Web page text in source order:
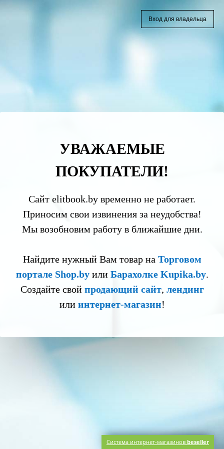
УВАЖАЕМЫЕ
ПОКУПАТЕЛИ!
Сайт elitbook.by временно не работает.
Приносим свои извинения за неудобства!
Мы возобновим работу в ближайшие дни.
Найдите нужный Вам товар на Торговом
портале Shop.byили Барахолке Kupika.by.
Создайте свой продающий сайт, лендинг
или интернет-магазин!
Вход для владельца
Система интернет-магазинов beseller